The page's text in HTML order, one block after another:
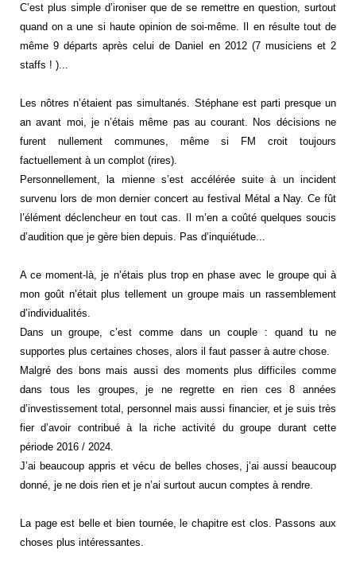
C’est plus simple d’ironiser que de se remettre en question, surtout
quand on a une si haute opinion de soi-même. Il en résulte tout de
même 9 départs après celui de Daniel en 2012 (7 musiciens et 2
staffs ! )...
Les nôtres n’étaient pas simultanés. Stéphane est parti presque un
an avant moi, je n’étais même pas au courant. Nos décisions ne
furent nullement communes, même si FM croit toujours
factuellement à un complot (rires).
Personnellement, la mienne s’est accélérée suite à un incident
survenu lors de mon dernier concert au festival Métal a Nay. Ce fût
l’élément déclencheur en tout cas. Il m’en a coûté quelques soucis
d’audition que je gère bien depuis. Pas d’inquiétude...
A ce moment-là, je n’étais plus trop en phase avec le groupe qui à
mon goût n’était plus tellement un groupe mais un rassemblement
d’individualités.
Dans un groupe, c’est comme dans un couple : quand tu ne
supportes plus certaines choses, alors il faut passer à autre chose.
Malgré des bons mais aussi des moments plus difficiles comme
dans tous les groupes, je ne regrette en rien ces 8 années
d’investissement total, personnel mais aussi financier, et je suis très
fier d’avoir contribué à la riche activité du groupe durant cette
période 2016 / 2024.
J’ai beaucoup appris et vécu de belles choses, j’ai aussi beaucoup
donné, je ne dois rien et je n’ai surtout aucun comptes à rendre.
La page est belle et bien tournée, le chapitre est clos. Passons aux
choses plus intéressantes.